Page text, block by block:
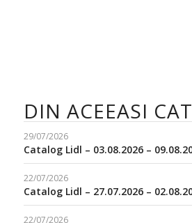
DIN ACEEASI
29/07/2026
Catalog Lidl – 03.08.2026 –
22/07/2026
Catalog Lidl – 27.07.2026 –
22/07/2026